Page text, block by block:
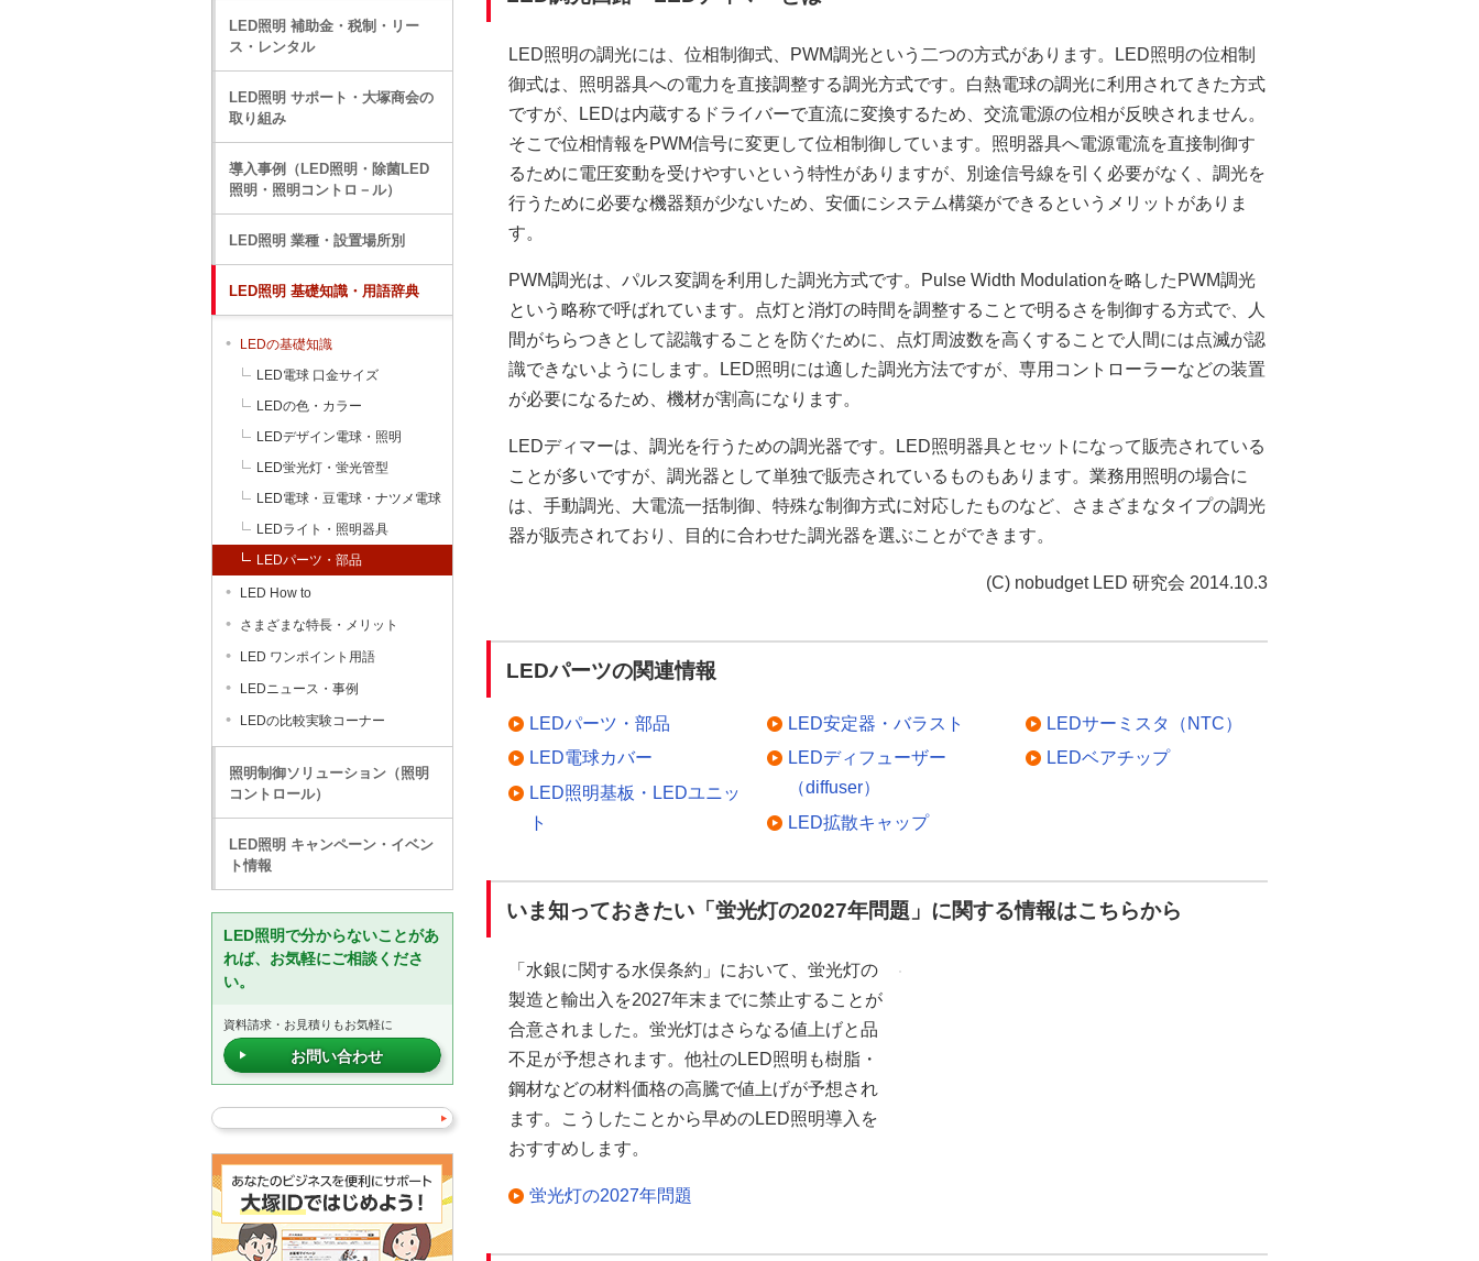
LED照明の調光には、位相制御式、PWM調光という二つの方式があります。LED照明の位相制
御式は、照明器具への電力を直接調整する調光方式です。白熱電球の調光に利用されてきた方式
ですが、LEDは内蔵するドライバーで直流に変換するため、交流電源の位相が反映されません。
そこで位相情報をPWM信号に変更して位相制御しています。照明器具へ電源電流を直接制御す
るために電圧変動を受けやすいという特性がありますが、別途信号線を引く必要がなく、調光を
行うために必要な機器類が少ないため、安価にシステム構築ができるというメリットがありま
す。
PWM調光は、パルス変調を利用した調光方式です。Pulse Width Modulationを略したPWM調光
という略称で呼ばれています。点灯と消灯の時間を調整することで明るさを制御する方式で、人
間がちらつきとして認識することを防ぐために、点灯周波数を高くすることで人間には点滅が認
識できないようにします。LED照明には適した調光方法ですが、専用コントローラーなどの装置
が必要になるため、機材が割高になります。
LEDディマーは、調光を行うための調光器です。LED照明器具とセットになって販売されている
ことが多いですが、調光器として単独で販売されているものもあります。業務用照明の場合に
は、手動調光、大電流一括制御、特殊な制御方式に対応したものなど、さまざまなタイプの調光
器が販売されており、目的に合わせた調光器を選ぶことができます。
(C) nobudget LED 研究会 2014.10.3
LEDパーツの関連情報
LEDパーツ・部品
LED電球カバー
LED照明基板・LEDユニッ
ト
LED安定器・バラスト
LEDディフューザー
（diffuser）
LED拡散キャップ
LEDサーミスタ（NTC）
LEDベアチップ
いま知っておきたい「蛍光灯の2027年問題」に関する情報はこちらから
「水銀に関する水俣条約」において、蛍光灯の
製造と輸出入を2027年末までに禁止することが
合意されました。蛍光灯はさらなる値上げと品
不足が予想されます。他社のLED照明も樹脂・
鋼材などの材料価格の高騰で値上げが予想され
ます。こうしたことから早めのLED照明導入を
おすすめします。
蛍光灯の2027年問題
LED照明 補助金・税制・リー
ス・レンタル
LED照明 サポート・大塚商会の
取り組み
導入事例（LED照明・除菌LED
照明・照明コントロ－ル）
LED照明 業種・設置場所別
LED照明 基礎知識・用語辞典
LEDの基礎知識
LED電球 口金サイズ
LEDの色・カラー
LEDデザイン電球・照明
LED蛍光灯・蛍光管型
LED電球・豆電球・ナツメ電球
LEDライト・照明器具
LEDパーツ・部品
LED How to
さまざまな特長・メリット
LED ワンポイント用語
LEDニュース・事例
LEDの比較実験コーナー
照明制御ソリューション（照明
コントロール）
LED照明 キャンペーン・イベン
ト情報
LED照明で分からないことがあ
れば、お気軽にご相談くださ
い。
資料請求・お見積りもお気軽に
お問い合わせ